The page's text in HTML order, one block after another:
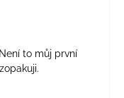
z 5 hvězdiček.
to můj první